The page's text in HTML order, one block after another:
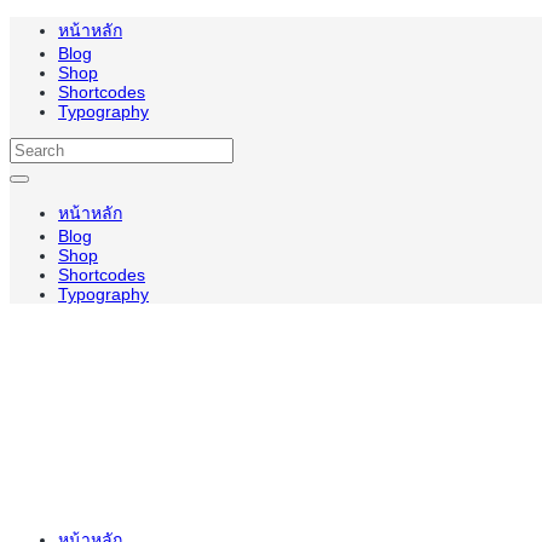
หน้าหลัก
Blog
Shop
Shortcodes
Typography
หน้าหลัก
Blog
Shop
Shortcodes
Typography